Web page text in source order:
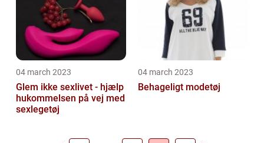
04 march 2023
Glem ikke sexlivet - hjælp
hukommelsen på vej med
sexlegetøj
04 march 2023
Behageligt modetøj